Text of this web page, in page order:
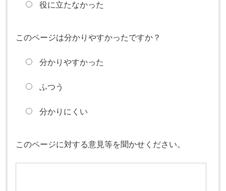
役に立たなかった
このページは分かりやすかったですか？
分かりやすかった
ふつう
分かりにくい
このページに対する意見等を聞かせください。